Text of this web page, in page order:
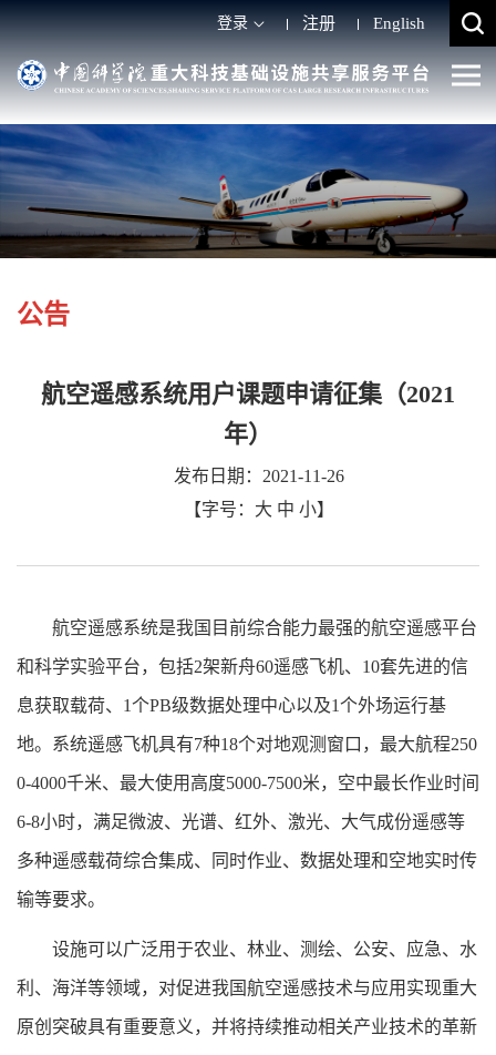
登录 注册 English
公告
航空遥感系统用户课题申请征集（2021
年）
发布日期：2021-11-26
【字号： 大 中 小】
航空遥感系统是我国目前综合能力最强的航空遥感平台
和科学实验平台，包括2架新舟60遥感飞机、 10套先进的信
息获取载荷、 1个PB级数据处理中心以及1个外场运行基
地。系统遥感飞机具有7种18个对地观测窗口，最大航程250
0-4000千米、最大使用高度5000-7500米， 空中最长作业时间
6-8小时，满足微波、光谱、红外、激光、大气成份遥感等
多种遥感载荷综合集成、同时作业、数据处理和空地实时传
输等要求。
设施可以广泛用于农业、林业、测绘、公安、应急、水
利、海洋等领域，对促进我国航空遥感技术与应用实现重大
原创突破具有重要意义，并将持续推动相关产业技术的革新